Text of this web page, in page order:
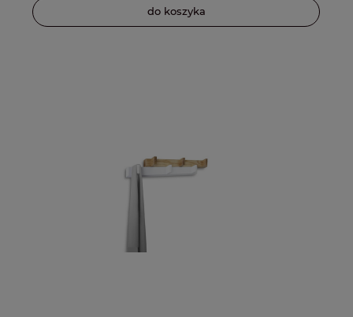
do koszyka